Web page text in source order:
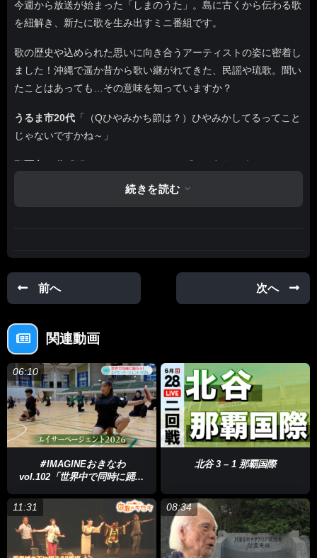
今週から放送が始まった「しまのうた」。島に古くから伝わる歌
を紐解き、新たに歌を生み出すミニ番組です。
歌の歴史や込められた思いに向き合うアーティストの姿に密着し
ました！沖縄で遥か昔から歌い継がれてきた、民謡や琉歌。聞い
たことはあっても…その意味を知っていますか？
うるま市20代 「（Qひやみかち節は？）ひやみかしてるってこと
じゃないですかね～」
の人に届けようと５組のアーティストが、沖縄本島や離島にある
歌碑を訪れ地元の人たちに歴史や文化を教えてもらいながら新た
な音楽を制作。島の日常を彩ってきた「歌」を紐解きます！
「しまのうた」をアレンジするアーティストのひとり、北谷町出
身でユーチューバーでもあるRainさん。
ローカルネタ満載の「沖縄方言すぎる白雪姫」や「沖縄方言で歌
続きを読む
前へ 次へ
関連動画
06:10
＃IMAGINEおきなわ
vol.102「世界中で同時に踊ろ
２６」
北谷 3 – 1 那覇国際
11:31 08:34